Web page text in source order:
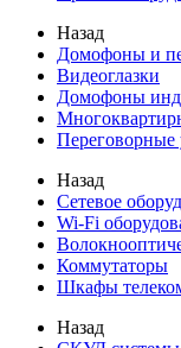
Назад
Домофоны и
Видеоглазки
Домофоны
Переговорные
Назад
Сетевое
Wi-Fi
Коммутаторы
Шкафы
Назад